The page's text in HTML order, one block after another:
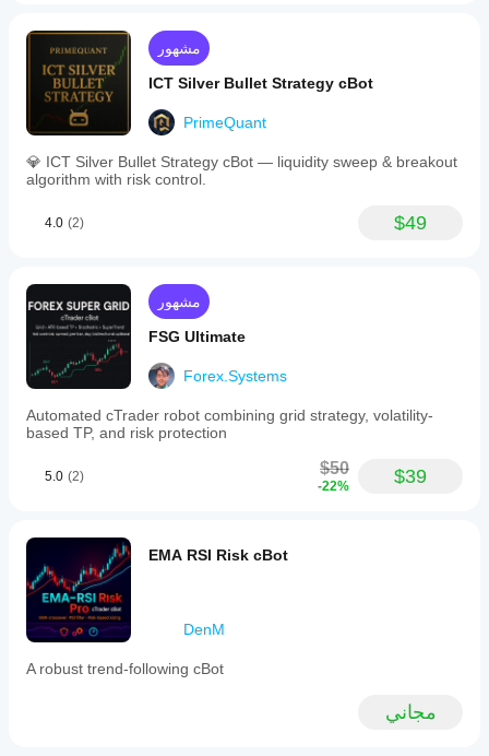
مشهور
ICT Silver Bullet Strategy cBot
PrimeQuant
💎 ICT Silver Bullet Strategy cBot — liquidity sweep & breakout
algorithm with risk control.
4.0 (2) $49
مشهور
FSG Ultimate
Forex.Systems
Automated cTrader robot combining grid strategy, volatility-
based TP, and risk protection
5.0 (2) $50
-22% $39
EMA RSI Risk cBot
DenM
A robust trend-following cBot
مجاني